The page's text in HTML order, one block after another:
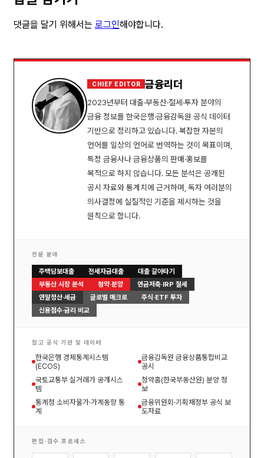
댓글을 달기 위해서는 로그인해야합니다.
CHIEF EDITOR 금융리더
2023년부터 대출·부동산·절세·투자 분야의
금융 정보를 한국은행·금융감독원 공식 데이터
기반으로 정리하고 있습니다. 복잡한 자본의
언어를 일상의 언어로 번역하는 것이 목표이며,
특정 금융사나 금융상품의 판매·홍보를
목적으로 하지 않습니다. 모든 분석은 공개된
공시 자료와 통계치에 근거하며, 독자 여러분의
의사결정에 실질적인 기준을 제시하는 것을
원칙으로 합니다.
전문 분야
주택담보대출 전세자금대출
대출 갈아타기
부동산 시장 분석
청약·분양
연금저축·IRP 절세
연말정산·세금
글로벌 매크로
주식·ETF 투자
신용점수·금리 비교
참고 공식 기관 및 데이터
한국은행 경제통계시스템
(ECOS)
금융감독원 금융상품통합비교
공시
국토교통부 실거래가 공개시스
템
청약홈(한국부동산원) 분양 정
보
통계청 소비자물가·가계동향 통
계
금융위원회·기획재정부 공식 보
도자료
편집·검수 프로세스